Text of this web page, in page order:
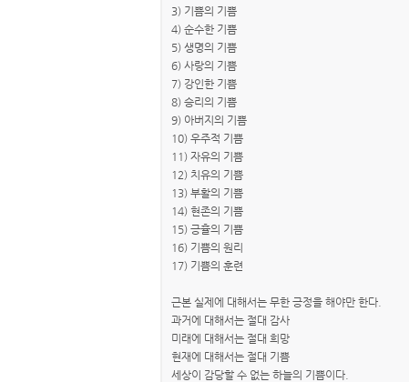
3) 기쁨의 기쁨
4) 순수한 기쁨
5) 생명의 기쁨
6) 사랑의 기쁨
7) 강인한 기쁨
8) 승리의 기쁨
9) 아버지의 기쁨
10) 우주적 기쁨
11) 자유의 기쁨
12) 치유의 기쁨
13) 부활의 기쁨
14) 현존의 기쁨
15) 긍휼의 기쁨
16) 기쁨의 원리
17) 기쁨의 훈련
근본 실제에 대해서는 무한 긍정을 해야만 한다.
과거에 대해서는 절대 감사
미래에 대해서는 절대 희망
현재에 대해서는 절대 기쁨
세상이 감당할 수 없는 하늘의 기쁨이다.